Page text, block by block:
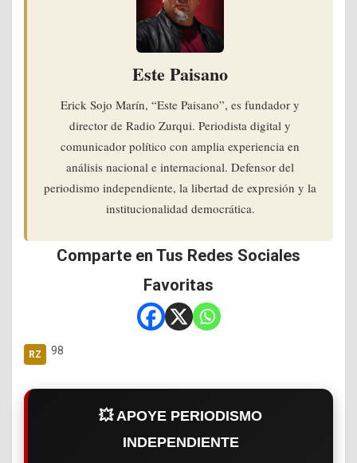
Este Paisano
Erick Sojo Marín, “Este Paisano”, es fundador y
director de Radio Zurqui. Periodista digital y
comunicador político con amplia experiencia en
análisis nacional e internacional. Defensor del
periodismo independiente, la libertad de expresión y la
institucionalidad democrática.
Comparte en Tus Redes Sociales
Favoritas
98
💥 APOYE PERIODISMO
INDEPENDIENTE